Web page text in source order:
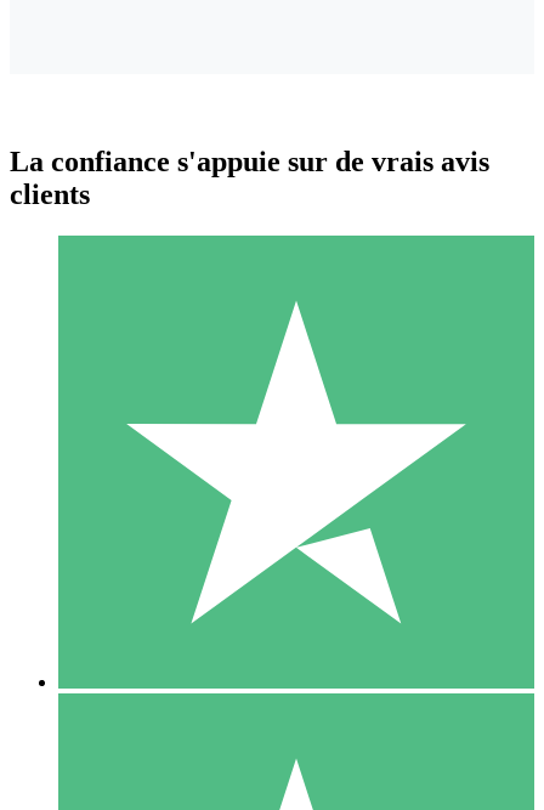
Packs de Crédits Individuels
Payez à l'utilisation avec des crédits de téléchargement. Sans
1 Téléchargement
10 00
10 Téléchargements
00
La confiance s'appuie sur de vrais avis
clients